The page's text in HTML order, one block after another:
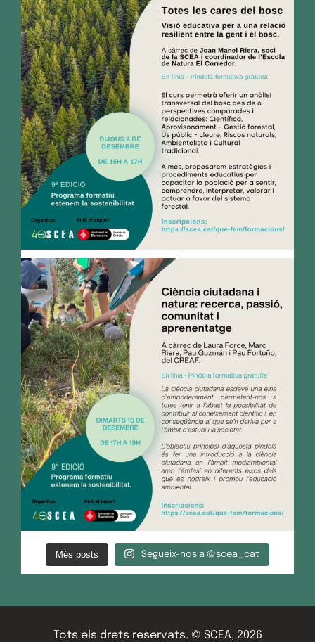
Més posts Segueix-nos a @scea_cat
Tots els drets reservats. © SCEA, 2026